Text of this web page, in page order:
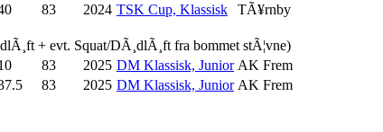
83 2024 TSK Cup, Klassisk TÃ¥rnby
+ evt. Squat/DÃ¸dlÃ¸ft fra bommet stÃ¦vne)
83 2025 DM Klassisk, Junior AK Frem
83 2025 DM Klassisk, Junior AK Frem